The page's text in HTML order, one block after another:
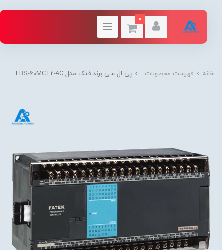
0
خانه فهرست محصولات پی ال سی برند فتک مدل FBS-60MCT2-AC